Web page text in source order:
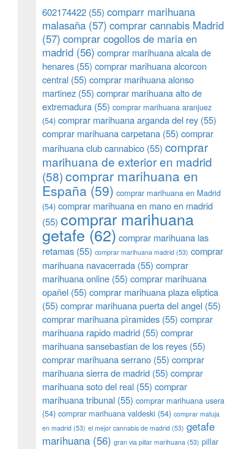
602174422 (55) comparr marihuana
malasaña (57) comprar cannabis Madrid
(57) comprar cogollos de maria en
madrid (56) comprar marihuana alcala de
henares (55) comprar marihuana alcorcon
central (55) comprar marihuana alonso
martinez (55) comprar marihuana alto de
extremadura (55) comprar marihuana aranjuez
(54) comprar marihuana arganda del rey (55)
comprar marihuana carpetana (55) comprar
marihuana club cannabico (55) comprar
marihuana de exterior en madrid
(58)comprar marihuana en
España (59) comprar marihuana en Madrid
(54) comprar marihuana en mano en madrid
(55) comprar marihuana
getafe (62) comprar marihuana las
retamas (55) comprar marihuana madrid (53) comprar
marihuana navacerrada (55) comprar
marihuana online (55) comprar marihuana
opañel (55) comprar marihuana plaza eliptica
(55) comprar marihuana puerta del angel (55)
comprar marihuana pìramides (55) comprar
marihuana rapido madrid (55) comprar
marihuana sansebastian de los reyes (55)
comprar marihuana serrano (55) comprar
marihuana sierra de madrid (55) comprar
marihuana soto del real (55) comprar
marihuana tribunal (55) comprar marihuana usera
(54) comprar marihuana valdeski (54) comprar matuja
en madrid (53) el mejor cannabis de madrid (53) getafe
marihuana (56) gran via pillar marihuana (53) pillar